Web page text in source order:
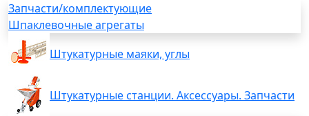
Запчасти/комплектующие
Шпаклевочные агрегаты
Штукатурные маяки, углы
Штукатурные станции. Аксессуары. Запчасти